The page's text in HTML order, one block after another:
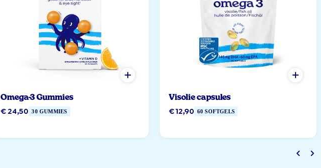
Omega-3 Gummies
€ 24,50 30 GUMMIES
Visolie capsules
€ 12,90 60 SOFTGELS